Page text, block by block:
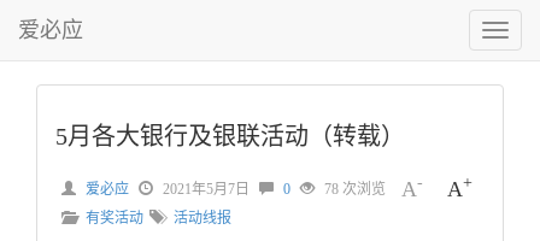
切
换
菜
爱必应
5月各大银行及银联活动（转载）
A- A+
爱必应 2021年5月7日 0
78 次浏览
有奖活动
活动线报